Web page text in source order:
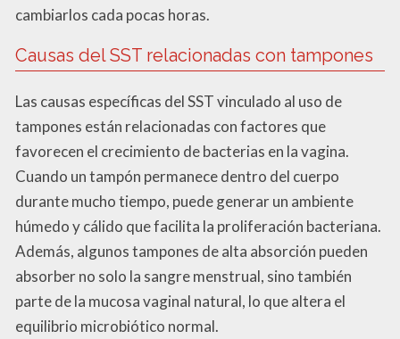
cambiarlos cada pocas horas.
Causas del SST relacionadas con tampones
Las causas específicas del SST vinculado al uso de
tampones están relacionadas con factores que
favorecen el crecimiento de bacterias en la vagina.
Cuando un tampón permanece dentro del cuerpo
durante mucho tiempo, puede generar un ambiente
húmedo y cálido que facilita la proliferación bacteriana.
Además, algunos tampones de alta absorción pueden
absorber no solo la sangre menstrual, sino también
parte de la mucosa vaginal natural, lo que altera el
equilibrio microbiótico normal.